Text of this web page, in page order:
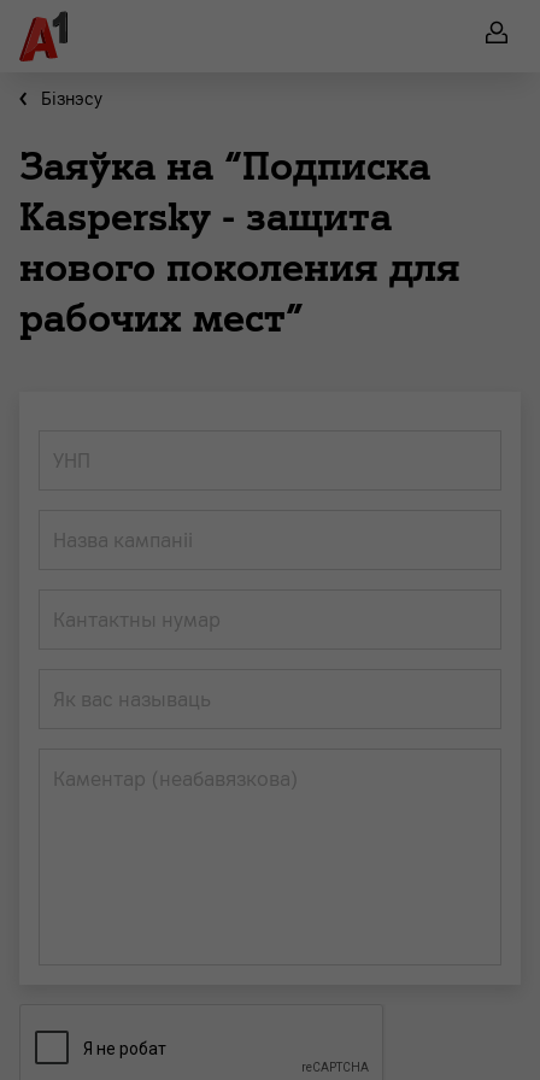
Бiзнэсу
Заяўка на “Подписка
Kaspersky - защита
нового поколения для
рабочих мест”
УНП
Назва кампаніі
Кантактны нумар
Як вас называць
Каментар (неабавязкова)